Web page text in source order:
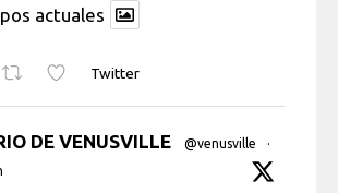
actuales
Twitter
DE VENUSVILLE @venusville
·